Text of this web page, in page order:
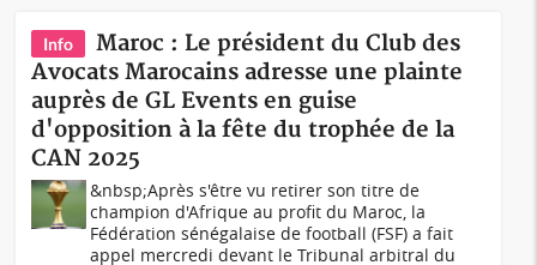
Info
Maroc : Le président du Club des
Avocats Marocains adresse une plainte
auprès de GL Events en guise
d'opposition à la fête du trophée de la
CAN 2025
&nbsp;Après s'être vu retirer son titre de
champion d'Afrique au profit du Maroc, la
Fédération sénégalaise de football (FSF) a fait
appel mercredi devant le Tribunal arbitral du